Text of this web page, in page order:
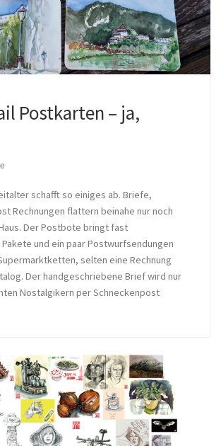
Postkarten – ja,
schafft so einiges ab. Briefe,
Rechnungen flattern beinahe nur noch
Der Postbote bringt fast
und ein paar Postwurfsendungen
selten eine Rechnung
Der handgeschriebene Brief wird nur
Nostalgikern per Schneckenpost